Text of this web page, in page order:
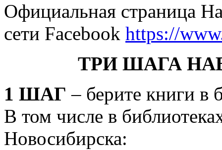
Официальная страница
сети Facebook https://
ТРИ ШАГА
1 ШАГ – берите книги в
В том числе в
Новосибирска: